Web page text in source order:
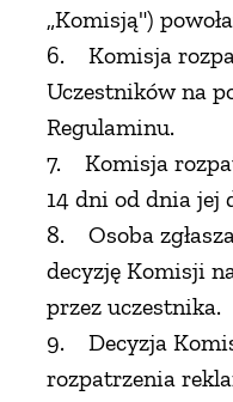
„Komisją")
6. Komisja
Uczestników na
Regulaminu.
7. Komisja
14 dni od dnia jej
8. Osoba
decyzję Komisji
przez uczestnika.
9. Decyzja
rozpatrzenia